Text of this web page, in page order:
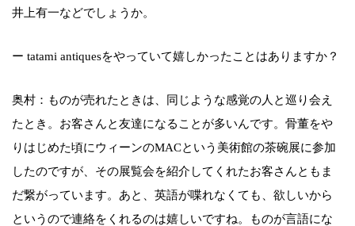
井上有一などでしょうか。
ー tatami antiquesをやっていて嬉しかったことはありますか？
奥村：ものが売れたときは、同じような感覚の人と巡り会え
たとき。お客さんと友達になることが多いんです。骨董をや
りはじめた頃にウィーンのMACという美術館の茶碗展に参加
したのですが、その展覧会を紹介してくれたお客さんともま
だ繋がっています。あと、英語が喋れなくても、欲しいから
というので連絡をくれるのは嬉しいですね。ものが言語にな